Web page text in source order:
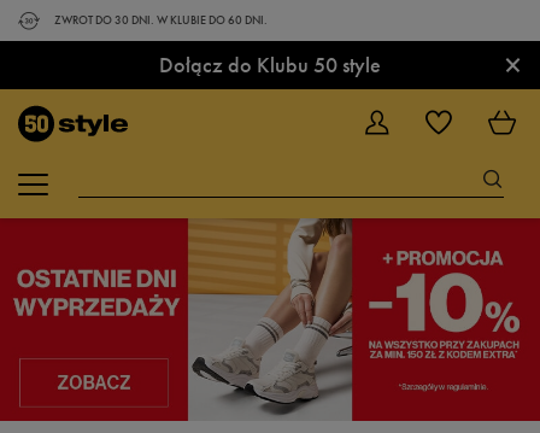
ZWROT DO 30 DNI. W KLUBIE DO 60 DNI.
Dołącz do Klubu 50 style ×